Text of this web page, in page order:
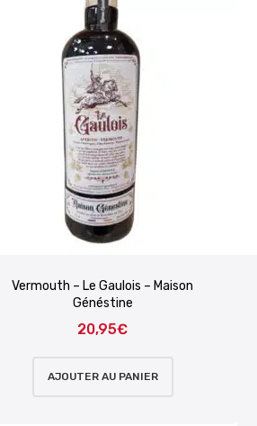
Vermouth – Le Gaulois – Maison
Généstine
20,95€
AJOUTER AU PANIER